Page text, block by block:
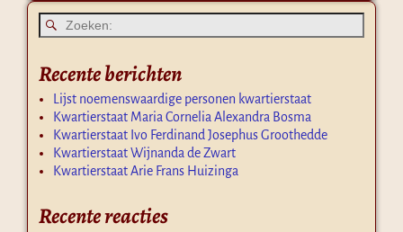
Recente berichten
Lijst noemenswaardige personen kwartierstaat
Kwartierstaat Maria Cornelia Alexandra Bosma
Kwartierstaat Ivo Ferdinand Josephus Groothedde
Kwartierstaat Wijnanda de Zwart
Kwartierstaat Arie Frans Huizinga
Recente reacties